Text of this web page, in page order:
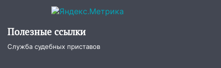
Ульяновские спасатели помогли
Чернышевского
Полезные ссылки
Служба судебных приставов